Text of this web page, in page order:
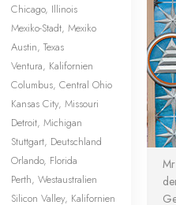
Chicago, Illinois
Mexiko-Stadt, Mexiko
Austin, Texas
Ventura, Kalifornien
Columbus, Central Ohio
Kansas City, Missouri
Detroit, Michigan
Stuttgart, Deutschland
Orlando, Florida
Perth, Westaustralien
Silicon Valley, Kalifornien